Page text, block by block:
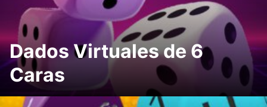
Dados Virtuales de 6
Caras